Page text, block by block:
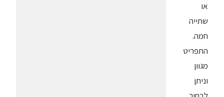
או
שתייה
חמה.
התפריט
מגוון
וניתן